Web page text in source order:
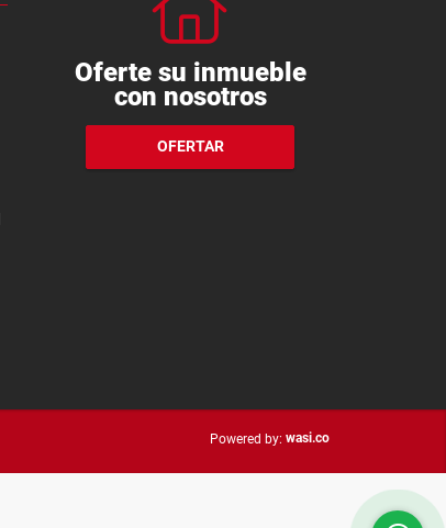
Oferte su inmueble
con nosotros
OFERTAR
Powered by: wasi.co